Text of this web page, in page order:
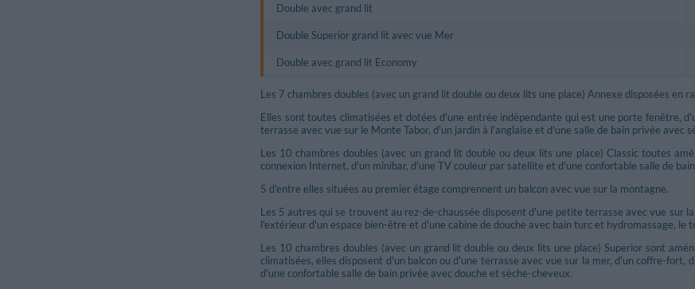
Double avec grand lit
Double Superior grand lit avec vue Mer
Double avec grand lit Economy
Les 7 chambres doubles (avec un grand lit double ou deux lits une place) Annexe disposées en
Elles sont toutes climatisées et dotées d'une entrée indépendante qui est une porte fenêtre,
terrasse avec vue sur le Monte Tabor, d'un jardin à l'anglaise et d'une salle de bain privée avec
Les 10 chambres doubles (avec un grand lit double ou deux lits une place) Classic toutes
connexion Internet, d'un minibar, d'une TV couleur par satellite et d'une confortable salle de
5 d'entre elles situées au premier étage comprennent un balcon avec vue sur la montagne.
Les 5 autres qui se trouvent au rez-de-chaussée disposent d'une petite terrasse avec vue sur
l'extérieur d'un espace bien-être et d'une cabine de douche avec bain turc et hydromassage, le
Les 10 chambres doubles (avec un grand lit double ou deux lits une place) Superior sont
climatisées, elles disposent d'un balcon ou d'une terrasse avec vue sur la mer, d'un coffre-
d'une confortable salle de bain privée avec douche et sèche-cheveux.